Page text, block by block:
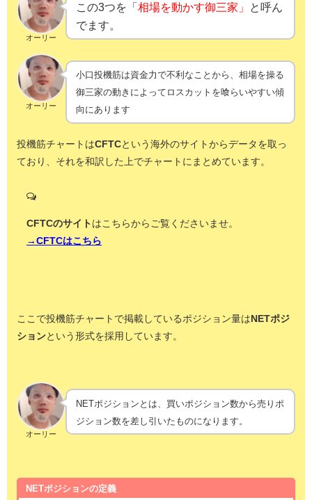
オーリー
この3つを「相場を動かす御三家」
と呼ん
でます。
オーリー
小口投機筋は資金力で不利なことから、相場を操る
御三家の動きによってロスカットを喰らいやすい傾
向にあります
投機筋チャートはCFTCという海外のサイトからデータを取っ
ており、それを和訳した上でチャートにまとめています。
CFTCのサイト はこちらからご覧くださいませ。
→CFTCはこちら
ここで投機筋チャートで掲載しているポジション量はNETポジ
ションという形式を採用しています。
オーリー
NETポジションとは、買いポジション数から売りポ
ジション数を差し引いたものになります。
NETポジションの定義